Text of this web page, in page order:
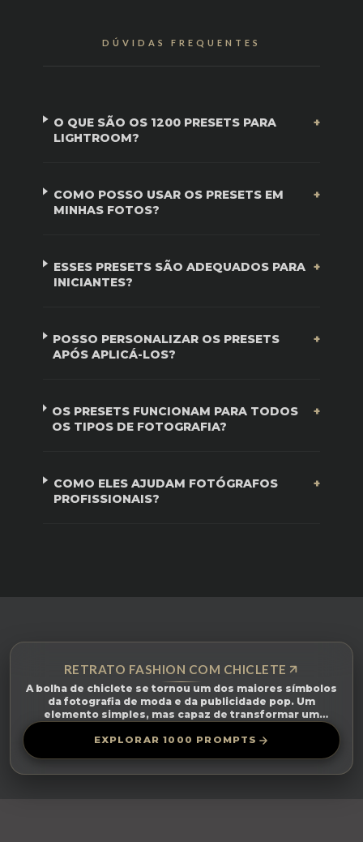
DÚVIDAS FREQUENTES
O QUE SÃO OS 1200 PRESETS PARA
LIGHTROOM?
COMO POSSO USAR OS PRESETS EM
MINHAS FOTOS?
ESSES PRESETS SÃO ADEQUADOS PARA
INICIANTES?
POSSO PERSONALIZAR OS PRESETS
APÓS APLICÁ-LOS?
OS PRESETS FUNCIONAM PARA TODOS
OS TIPOS DE FOTOGRAFIA?
COMO ELES AJUDAM FOTÓGRAFOS
PROFISSIONAIS?
RETRATO FASHION COM CHICLETE
A bolha de chiclete se tornou um dos maiores símbolos
da fotografia de moda e da publicidade pop. Um
elemento simples, mas capaz de transformar um
EXPLORAR 1000 PROMPTS